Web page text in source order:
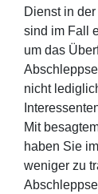
Dienst in
sind im Fall
um das
nicht
Mit
haben Sie
weniger zu